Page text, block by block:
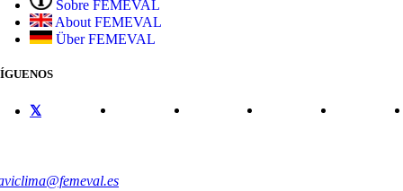
Sobre FEMEVAL
About FEMEVAL
Über FEMEVAL